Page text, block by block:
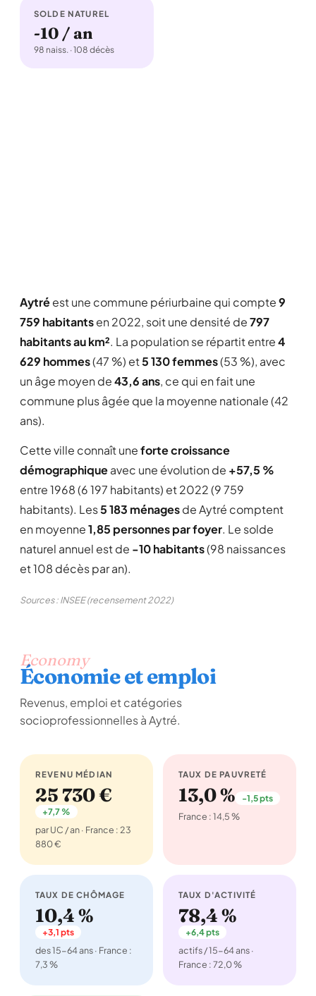
SOLDE NATUREL
-10 / an
98 naiss. · 108 décès
Aytréest une commune périurbaine qui compte9
759 habitantsen 2022, soit une densité de797
habitants au km². La population se répartit entre4
629 hommes(47 %) et5 130 femmes(53 %), avec
un âge moyen de43,6 ans, ce qui en fait une
commune plus âgée que la moyenne nationale (42
ans).
Cette ville connaît uneforte croissance
démographiqueavec une évolution de +57,5 %
entre 1968 (6 197 habitants) et 2022 (9 759
habitants). Les5 183 ménagesde Aytré comptent
en moyenne1,85 personnes par foyer. Le solde
naturel annuel est de -10 habitants(98 naissances
et 108 décès par an).
Sources : INSEE (recensement 2022)
Economy
Économie et emploi
Revenus, emploi et catégories
socioprofessionnelles à Aytré.
REVENU MÉDIAN
25 730 €
+7,7 %
par UC / an · France : 23
880 €
TAUX DE PAUVRETÉ
13,0 % -1,5 pts
France : 14,5 %
TAUX DE CHÔMAGE
10,4 %
+3,1 pts
des 15-64 ans · France :
7,3 %
TAUX D'ACTIVITÉ
78,4 %
+6,4 pts
actifs / 15-64 ans ·
France : 72,0 %